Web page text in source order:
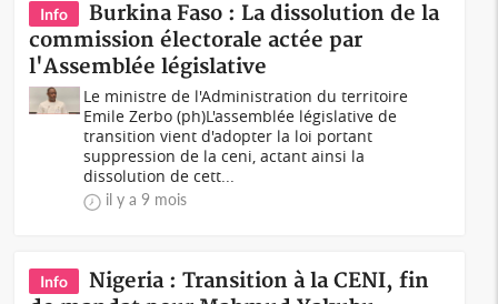
Info
Burkina Faso : La dissolution de la
commission électorale actée par
l'Assemblée législative
Le ministre de l'Administration du territoire
Emile Zerbo (ph)L'assemblée législative de
transition vient d'adopter la loi portant
suppression de la ceni, actant ainsi la
dissolution de cett...
il y a 9 mois
Info
Nigeria : Transition à la CENI, fin